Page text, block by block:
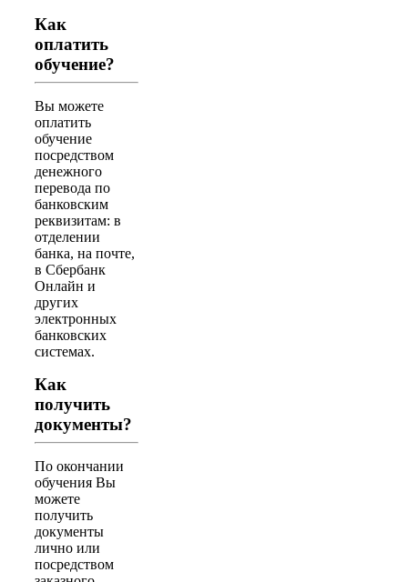
Как
оплатить
обучение?
Вы можете
оплатить
обучение
посредством
денежного
перевода по
банковским
реквизитам: в
отделении
банка, на почте,
в Сбербанк
Онлайн и
других
электронных
банковских
системах.
Как
получить
документы?
По окончании
обучения Вы
можете
получить
документы
лично или
посредством